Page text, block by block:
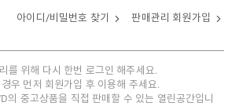
아이디/비밀번호 찾기 판매관리 회원가입
를 위해 다시 한번 로그인 해주세요.
우 먼저 회원가입 후 이용해 주세요.
의 중고상품을 직접 판매할 수 있는 열린공간입니